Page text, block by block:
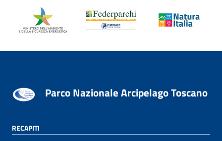
Parco Nazionale Arcipelago Toscano
RECAPITI